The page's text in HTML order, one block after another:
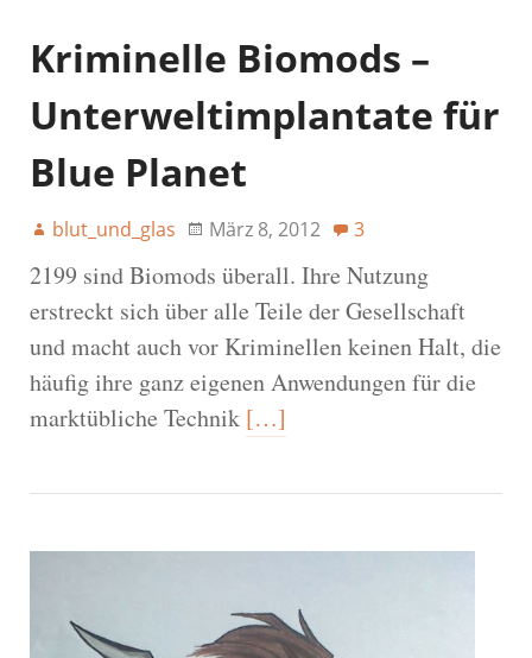
Kriminelle Biomods –
Unterweltimplantate für
Blue Planet
blut_und_glas März 8, 2012 3
2199 sind Biomods überall. Ihre Nutzung
erstreckt sich über alle Teile der Gesellschaft
und macht auch vor Kriminellen keinen Halt, die
häufig ihre ganz eigenen Anwendungen für die
marktübliche Technik […]